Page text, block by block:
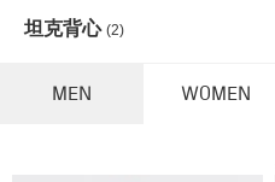
坦克背心 (2)
MEN WOMEN